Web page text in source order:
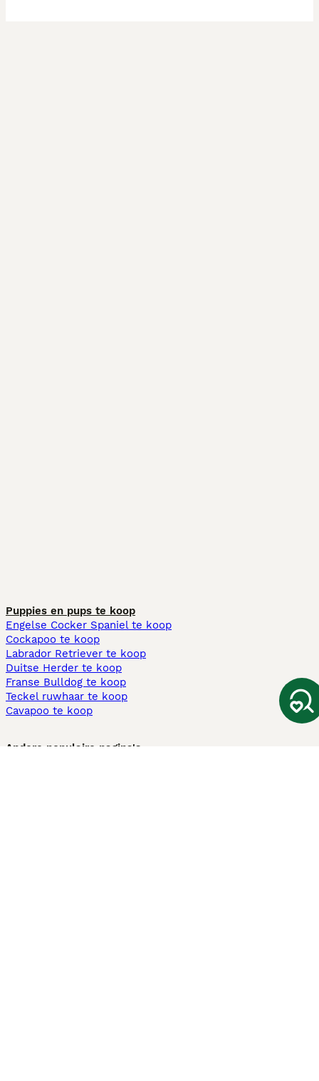
Puppies en pups te koop
Engelse Cocker Spaniel te koop
Cockapoo te koop
Labrador Retriever te koop
Duitse Herder te koop
Franse Bulldog te koop
Teckel ruwhaar te koop
Cavapoo te koop
Andere populaire pagina's